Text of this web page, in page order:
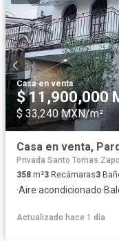
Casa·en venta
$ 11,900,000
$ 33,240 MXN/m²
Privada Santo Tomas
358 m²3 Recámaras3
·Aire acondicionado·
Actualizado hace 1 día